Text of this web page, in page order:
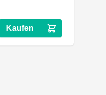
Kaufen